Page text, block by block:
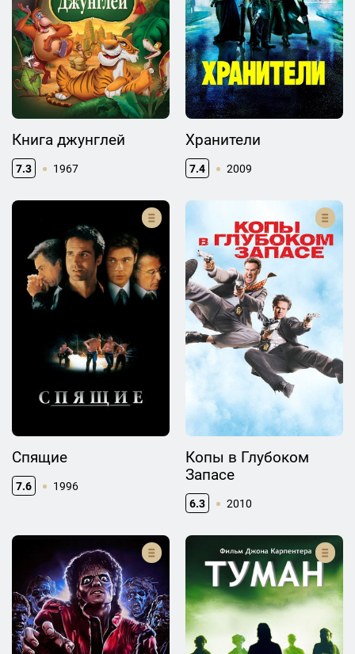
Книга джунглей
7.3 1967
Хранители
7.4 2009
Спящие
7.6 1996
Копы в Глубоком
Запасе
6.3 2010